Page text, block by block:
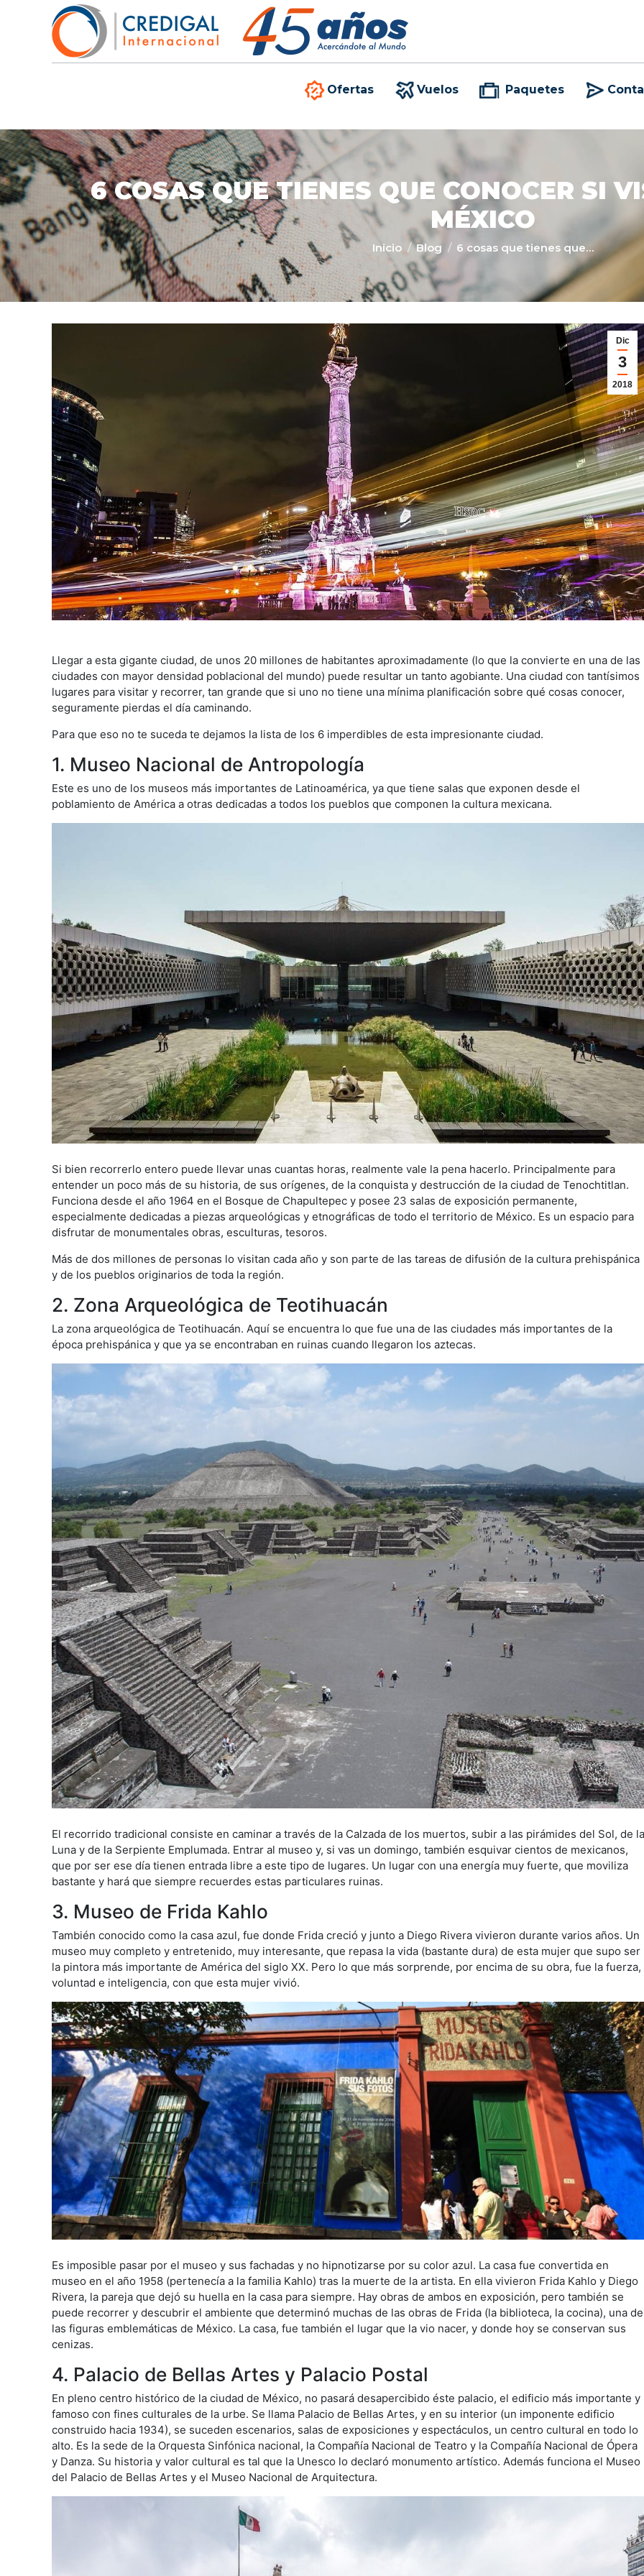
Ofertas Vuelos Paquetes
6 COSAS QUE TIENES QUE CONOCER SI
MÉXICO
Estás aquí:
Inicio Blog 6 cosas que tienes que…
Dic
3
2018
Llegar a esta gigante ciudad, de unos 20 millones de habitantes aproximadamente (lo que la convierte en una de las
ciudades con mayor densidad poblacional del mundo) puede resultar un tanto agobiante. Una ciudad con tantísimos
lugares para visitar y recorrer, tan grande que si uno no tiene una mínima planificación sobre qué cosas conocer,
seguramente pierdas el día caminando.
Para que eso no te suceda te dejamos la lista de los 6 imperdibles de esta impresionante ciudad.
1. Museo Nacional de Antropología
Este es uno de los museos más importantes de Latinoamérica, ya que tiene salas que exponen desde el
poblamiento de América a otras dedicadas a todos los pueblos que componen la cultura mexicana.
Si bien recorrerlo entero puede llevar unas cuantas horas, realmente vale la pena hacerlo. Principalmente para
entender un poco más de su historia, de sus orígenes, de la conquista y destrucción de la ciudad de Tenochtitlan.
Funciona desde el año 1964 en el Bosque de Chapultepec y posee 23 salas de exposición permanente,
especialmente dedicadas a piezas arqueológicas y etnográficas de todo el territorio de México. Es un espacio para
disfrutar de monumentales obras, esculturas, tesoros.
Más de dos millones de personas lo visitan cada año y son parte de las tareas de difusión de la cultura prehispánica
y de los pueblos originarios de toda la región.
2. Zona Arqueológica de Teotihuacán
La zona arqueológica de Teotihuacán. Aquí se encuentra lo que fue una de las ciudades más importantes de la
época prehispánica y que ya se encontraban en ruinas cuando llegaron los aztecas.
El recorrido tradicional consiste en caminar a través de la Calzada de los muertos, subir a las pirámides del Sol, de la
Luna y de la Serpiente Emplumada. Entrar al museo y, si vas un domingo, también esquivar cientos de mexicanos,
que por ser ese día tienen entrada libre a este tipo de lugares. Un lugar con una energía muy fuerte, que moviliza
bastante y hará que siempre recuerdes estas particulares ruinas.
3. Museo de Frida Kahlo
También conocido como la casa azul, fue donde Frida creció y junto a Diego Rivera vivieron durante varios años. Un
museo muy completo y entretenido, muy interesante, que repasa la vida (bastante dura) de esta mujer que supo ser
la pintora más importante de América del siglo XX. Pero lo que más sorprende, por encima de su obra, fue la fuerza,
voluntad e inteligencia, con que esta mujer vivió.
Es imposible pasar por el museo y sus fachadas y no hipnotizarse por su color azul. La casa fue convertida en
museo en el año 1958 (pertenecía a la familia Kahlo) tras la muerte de la artista. En ella vivieron Frida Kahlo y Diego
Rivera, la pareja que dejó su huella en la casa para siempre. Hay obras de ambos en exposición, pero también se
puede recorrer y descubrir el ambiente que determinó muchas de las obras de Frida (la biblioteca, la cocina), una de
las figuras emblemáticas de México. La casa, fue también el lugar que la vio nacer, y donde hoy se conservan sus
cenizas.
4. Palacio de Bellas Artes y Palacio Postal
En pleno centro histórico de la ciudad de México, no pasará desapercibido éste palacio, el edificio más importante y
famoso con fines culturales de la urbe. Se llama Palacio de Bellas Artes, y en su interior (un imponente edificio
construido hacia 1934), se suceden escenarios, salas de exposiciones y espectáculos, un centro cultural en todo lo
alto. Es la sede de la Orquesta Sinfónica nacional, la Compañía Nacional de Teatro y la Compañía Nacional de Ópera
y Danza. Su historia y valor cultural es tal que la Unesco lo declaró monumento artístico. Además funciona el Museo
del Palacio de Bellas Artes y el Museo Nacional de Arquitectura.
Ofertas